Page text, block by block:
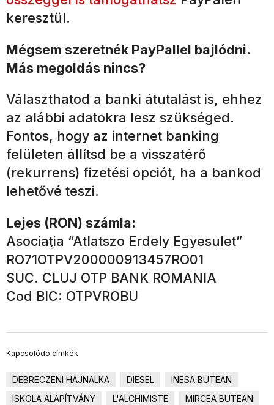
keresztül.
Mégsem szeretnék PayPallel bajlódni.
Más megoldás nincs?
Választhatod a banki átutalást is, ehhez
az alábbi adatokra lesz szükséged.
Fontos, hogy az internet banking
felületen állítsd be a visszatérő
(rekurrens) fizetési opciót, ha a bankod
lehetővé teszi.
Lejes (RON) számla:
Asociaţia “Atlatszo Erdely Egyesulet”
RO71OTPV200000913457RO01
SUC. CLUJ OTP BANK ROMANIA
Cod BIC: OTPVROBU
Kapcsolódó címkék
DEBRECZENI HAJNALKA DIESEL
INESA BUTEAN
ISKOLA ALAPÍTVÁNY
L'ALCHIMISTE
MIRCEA BUTEAN